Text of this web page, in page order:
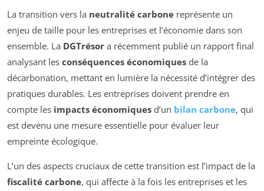
La transition vers la neutralité carbone représente un
enjeu de taille pour les entreprises et l’économie dans son
ensemble. La DGTrésor a récemment publié un rapport final
analysant les conséquences économiques de la
décarbonation, mettant en lumière la nécessité d’intégrer des
pratiques durables. Les entreprises doivent prendre en
compte les impacts économiques d’un bilan carbone, qui
est devenu une mesure essentielle pour évaluer leur
empreinte écologique.
L’un des aspects cruciaux de cette transition est l’impact de la
fiscalité carbone, qui affecte à la fois les entreprises et les